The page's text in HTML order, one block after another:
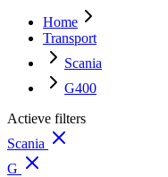
Home
Transport
Scania
G400
Actieve filters
Scania
G